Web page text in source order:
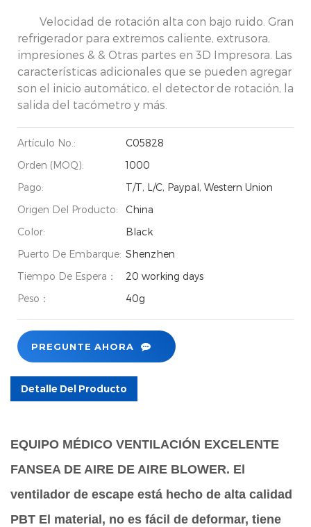
Velocidad de rotación alta con bajo ruido. Gran
refrigerador para extremos caliente, extrusora,
impresiones & & Otras partes en 3D Impresora. Las
características adicionales que se pueden agregar
son el inicio automático, el detector de rotación, la
salida del tacómetro y más.
Artículo No.:
C05828
Orden (MOQ):
1000
Pago:
T/T, L/C, Paypal, Western Union
Origen Del Producto:
China
Color:
Black
Puerto De Embarque: Shenzhen
Tiempo De Espera：
20 working days
Peso：
40g
PREGUNTE AHORA
Detalle Del Producto
EQUIPO MÉDICO VENTILACIÓN EXCELENTE
FANSEA DE AIRE DE AIRE BLOWER. El
ventilador de escape está hecho de alta calidad
PBT El material, no es fácil de deformar, tiene